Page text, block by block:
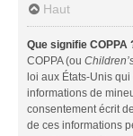
Haut
Que signifie COPPA
COPPA (ou
loi aux États-Unis
informations de
consentement écrit
de ces informations